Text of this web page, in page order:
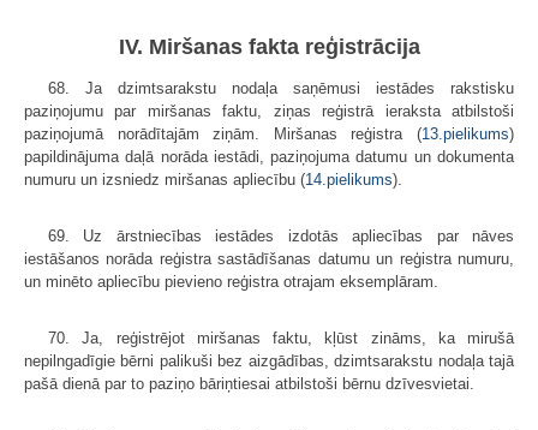
IV. Miršanas fakta reģistrācija
68. Ja dzimtsarakstu nodaļa saņēmusi iestādes rakstisku
paziņojumu par miršanas faktu, ziņas reģistrā ieraksta atbilstoši
paziņojumā norādītajām ziņām. Miršanas reģistra (13.pielikums)
papildinājuma daļā norāda iestādi, paziņojuma datumu un dokumenta
numuru un izsniedz miršanas apliecību (14.pielikums).
69. Uz ārstniecības iestādes izdotās apliecības par nāves
iestāšanos norāda reģistra sastādīšanas datumu un reģistra numuru,
un minēto apliecību pievieno reģistra otrajam eksemplāram.
70. Ja, reģistrējot miršanas faktu, kļūst zināms, ka mirušā
nepilngadīgie bērni palikuši bez aizgādības, dzimtsarakstu nodaļa tajā
pašā dienā par to paziņo bāriņtiesai atbilstoši bērnu dzīvesvietai.